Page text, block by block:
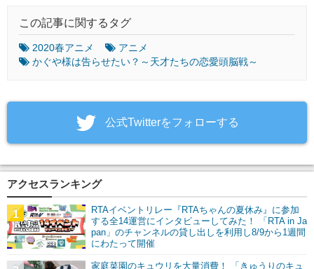
この記事に関するタグ
2020春アニメ
アニメ
かぐや様は告らせたい？～天才たちの恋愛頭脳戦～
‎公式Twitterをフォローする
アクセスランキング
RTAイベントリレー『RTAちゃんの夏休み』に参加
する全14運営にインタビューしてみた！ 「RTA in Ja
pan」のチャンネルの貸し出しを利用し8/9から1週間
にわたって開催
1
家庭菜園のキュウリを大量消費！ 「きゅうりのキュ